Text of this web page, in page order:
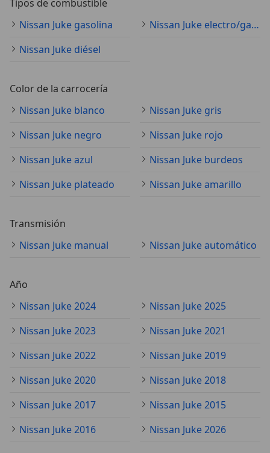
Tipos de combustible
Nissan Juke gasolina
Nissan Juke electro/gasolina
Nissan Juke diésel
Color de la carrocería
Nissan Juke blanco
Nissan Juke gris
Nissan Juke negro
Nissan Juke rojo
Nissan Juke azul
Nissan Juke burdeos
Nissan Juke plateado
Nissan Juke amarillo
Transmisión
Nissan Juke manual
Nissan Juke automático
Año
Nissan Juke 2024
Nissan Juke 2025
Nissan Juke 2023
Nissan Juke 2021
Nissan Juke 2022
Nissan Juke 2019
Nissan Juke 2020
Nissan Juke 2018
Nissan Juke 2017
Nissan Juke 2015
Nissan Juke 2016
Nissan Juke 2026